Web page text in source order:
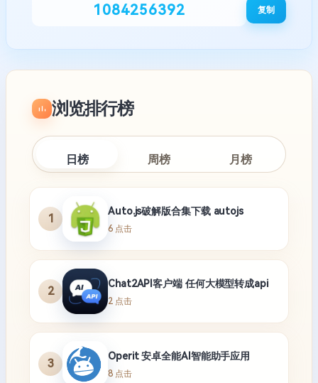
1084256392 复制
浏览排行榜
日榜 周榜 月榜
1
Auto.js破解版合集下载 autojs
6 点击
2
Chat2API客户端 任何大模型转成api
2 点击
3
Operit 安卓全能AI智能助手应用
8 点击